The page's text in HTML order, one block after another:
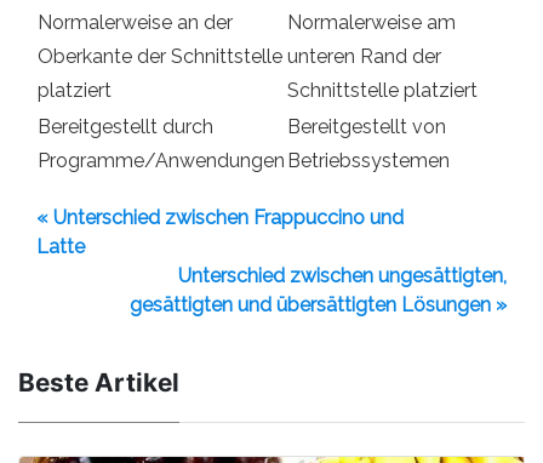
Normalerweise an der
Oberkante der Schnittstelle
platziert
Normalerweise am
unteren Rand der
Schnittstelle platziert
Bereitgestellt durch
Programme/Anwendungen
Bereitgestellt von
Betriebssystemen
« Unterschied zwischen Frappuccino und
Latte
Unterschied zwischen ungesättigten,
gesättigten und übersättigten Lösungen »
Beste Artikel